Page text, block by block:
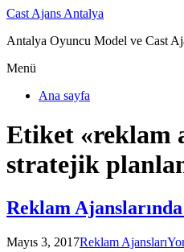
Cast Ajans Antalya
Antalya Oyuncu Model ve Cast
Menü
Ana sayfa
Etiket «reklam
stratejik
Reklam
Mayıs 3, 2017Reklam Ajansları